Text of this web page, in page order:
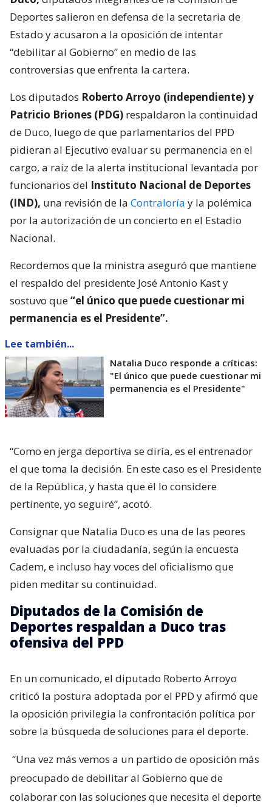
Deportes salieron en defensa de la secretaria de
Estado y acusaron a la oposición de intentar
“debilitar al Gobierno” en medio de las
controversias que enfrenta la cartera.
Los diputados Roberto Arroyo (independiente) y
Patricio Briones (PDG) respaldaron la continuidad
de Duco, luego de que parlamentarios del PPD
pidieran al Ejecutivo evaluar su permanencia en el
cargo, a raíz de la alerta institucional levantada por
funcionarios del Instituto Nacional de Deportes
(IND), una revisión de la Contraloría y la polémica
por la autorización de un concierto en el Estadio
Nacional.
Recordemos que la ministra aseguró que mantiene
el respaldo del presidente José Antonio Kast y
sostuvo que“el único que puede cuestionar mi
permanencia es el Presidente”.
Lee también...
Natalia Duco responde a críticas:
"El único que puede cuestionar mi
permanencia es el Presidente"
“Como en jerga deportiva se diría, es el entrenador
el que toma la decisión. En este caso es el Presidente
de la República, y hasta que él lo considere
pertinente, yo seguiré”, acotó.
Consignar que Natalia Duco es una de las peores
evaluadas por la ciudadanía, según la encuesta
Cadem, e incluso hay voces del oficialismo que
piden meditar su continuidad.
Diputados de la Comisión de
Deportes respaldan a Duco tras
ofensiva del PPD
En un comunicado, el diputado Roberto Arroyo
criticó la postura adoptada por el PPD y afirmó que
la oposición privilegia la confrontación política por
sobre la búsqueda de soluciones para el deporte.
“Una vez más vemos a un partido de oposición más
preocupado de debilitar al Gobierno que de
colaborar con las soluciones que necesita el deporte